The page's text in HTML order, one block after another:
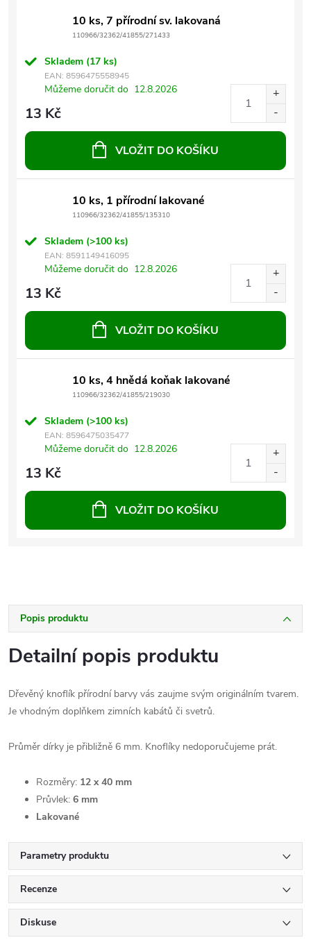
10 ks, 7 přírodní sv. lakovaná
110966/32362/41855/271433
Skladem (17 ks)
EAN: 8596475558945
Můžeme doručit do 12.8.2026
13 Kč
VLOŽIT DO KOŠÍKU
10 ks, 1 přírodní lakované
110966/32362/41855/135310
Skladem (>100 ks)
EAN: 8591149416095
Můžeme doručit do 12.8.2026
13 Kč
VLOŽIT DO KOŠÍKU
10 ks, 4 hnědá koňak lakované
110966/32362/41855/219030
Skladem (>100 ks)
EAN: 8596475035477
Můžeme doručit do 12.8.2026
13 Kč
VLOŽIT DO KOŠÍKU
Popis produktu
Detailní popis produktu
Dřevěný knoflík přírodní barvy vás zaujme svým originálním tvarem.
Je vhodným doplňkem zimních kabátů či svetrů.
Průměr dírky je přibližně 6 mm. Knoflíky nedoporučujeme prát.
Rozměry: 12 x 40 mm
Průvlek: 6 mm
Lakované
Parametry produktu
Recenze
Diskuse